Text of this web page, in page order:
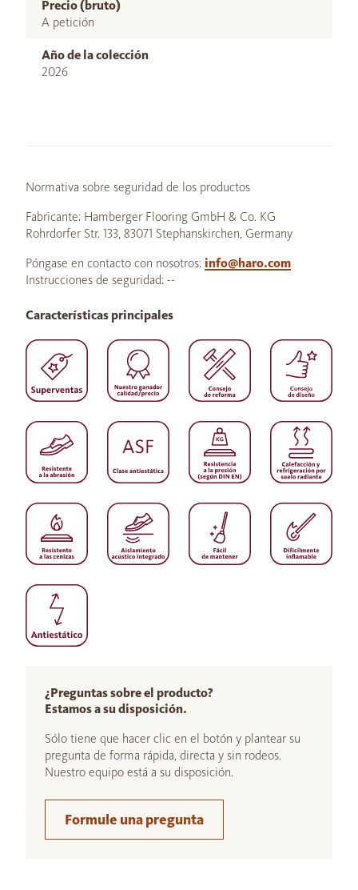
Precio (bruto)
A petición
Año de la colección
2026
Normativa sobre seguridad de los productos
Fabricante: Hamberger Flooring GmbH & Co. KG
Rohrdorfer Str. 133, 83071 Stephanskirchen, Germany
Póngase en contacto con nosotros: info@haro.com
Instrucciones de seguridad: --
¿Preguntas sobre el producto?
Estamos a su disposición.
Sólo tiene que hacer clic en el botón y plantear su
pregunta de forma rápida, directa y sin rodeos.
Nuestro equipo está a su disposición.
Formule una pregunta
Características principales